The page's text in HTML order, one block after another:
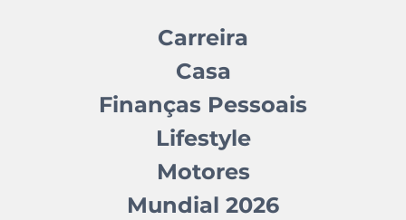
Carreira
Casa
Finanças Pessoais
Lifestyle
Motores
Mundial 2026